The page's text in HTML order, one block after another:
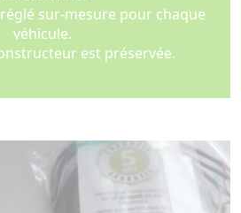
sur-mesure pour chaque
véhicule.
est préservée.